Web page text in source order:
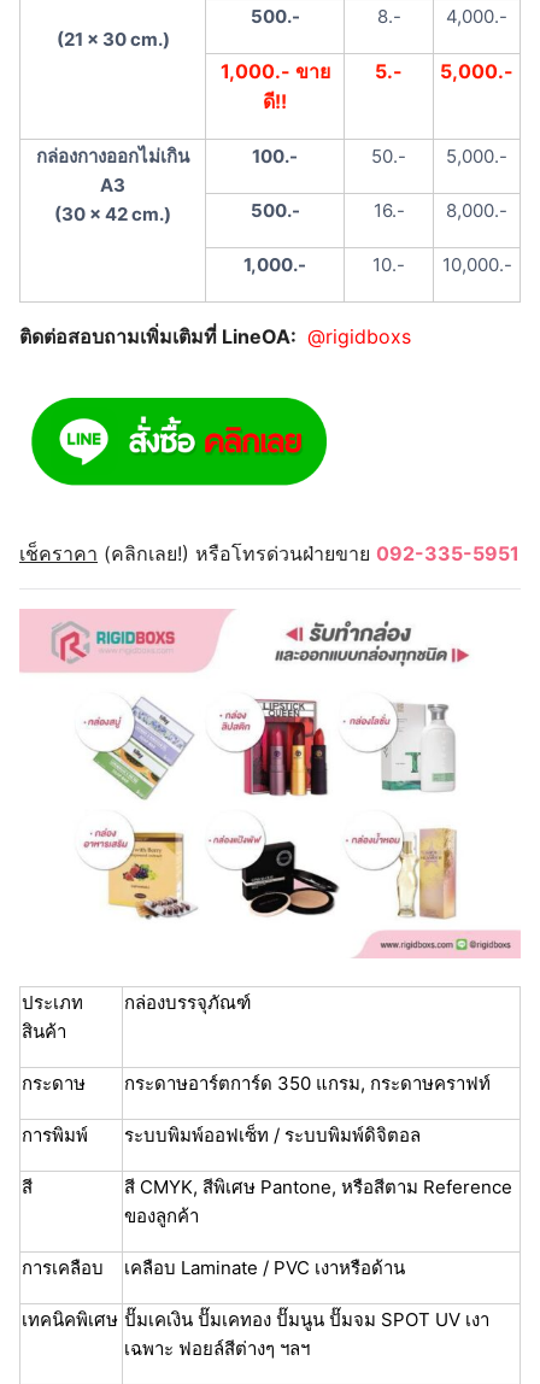
(21 x 30 cm.)
500.- 8.- 4,000.-
1,000.- ขาย
ดี!!
5.- 5,000.-
กล่องกางออกไม่เกิน
A3
(30 x 42 cm.)
100.- 50.- 5,000.-
500.- 16.- 8,000.-
1,000.- 10.- 10,000.-
ติดต่อสอบถามเพิ่มเติมที่ LineOA: @rigidboxs
เช็คราคา (คลิกเลย!) หรือโทรด่วนฝ่ายขาย 092-335-5951
ประเภท
สินค้า
กล่องบรรจุภัณฑ์
กระดาษ กระดาษอาร์ตการ์ด 350 แกรม, กระดาษคราฟท์
การพิมพ์ ระบบพิมพ์ออฟเซ็ท / ระบบพิมพ์ดิจิตอล
สี
สี CMYK, สีพิเศษ Pantone, หรือสีตาม Reference
ของลูกค้า
การเคลือบ เคลือบ Laminate / PVC เงาหรือด้าน
เทคนิคพิเศษ ปั๊มเคเงิน ปั๊มเคทอง ปั๊มนูน ปั๊มจม SPOT UV เงา
เฉพาะ ฟอยล์สีต่างๆ ฯลฯ